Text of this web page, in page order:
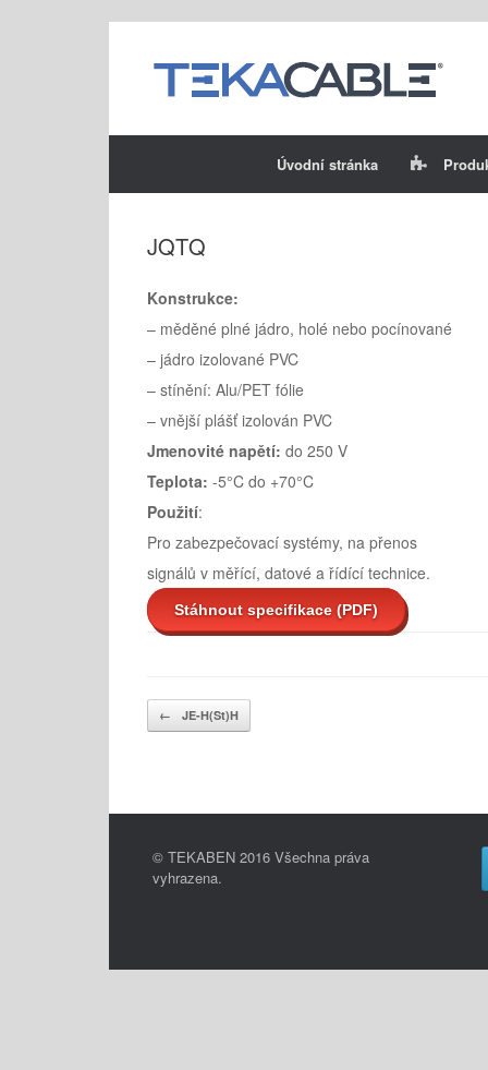
content
Úvodní stránka
JQTQ
Konstrukce:
– měděné plné jádro, holé nebo pocínované
– jádro izolované PVC
– stínění: Alu/PET fólie
– vnější plášť izolován PVC
Jmenovité napětí: do 250 V
Teplota: -5°C do +70°C
Použití:
Pro zabezpečovací systémy, na přenos
signálů v měřící, datové a řídící technice.
Stáhnout specifikace (PDF)
Post navigation
← JE-H(St)H
© TEKABEN 2016 Všechna práva
vyhrazena.